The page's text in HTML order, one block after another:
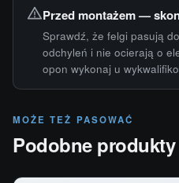
Przed montażem —
Sprawdź, że felgi pasują
odchyleń i nie ocierają o
opon wykonaj u
MOŻE TEŻ PASOWAĆ
Podobne produkty